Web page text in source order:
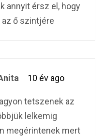
annyit érsz el, hogy
ő szintjére
10 év ago
tetszenek az
lelkemig
megérintenek mert